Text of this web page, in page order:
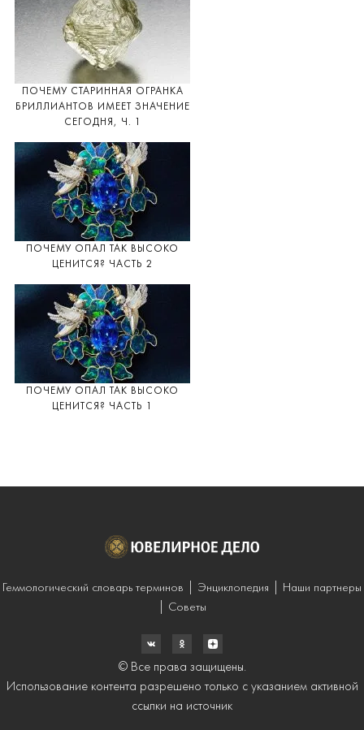
ПОЧЕМУ СТАРИННАЯ ОГРАНКА
БРИЛЛИАНТОВ ИМЕЕТ ЗНАЧЕНИЕ
СЕГОДНЯ, Ч. 1
ПОЧЕМУ ОПАЛ ТАК ВЫСОКО
ЦЕНИТСЯ? ЧАСТЬ 2
ПОЧЕМУ ОПАЛ ТАК ВЫСОКО
ЦЕНИТСЯ? ЧАСТЬ 1
Геммологический словарь терминов Энциклопедия
Наши партнеры
Советы
© Все права защищены.
Использование контента разрешено только с указанием активной
ссылки на источник